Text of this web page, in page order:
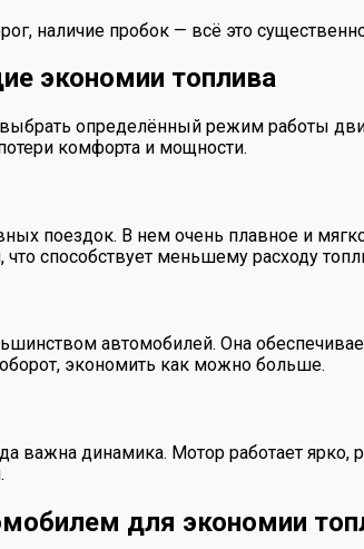
наличие пробок — всё это
экономии топлива
определённый режим работы
комфорта и мощности.
поездок. В нем очень плавное и
способствует меньшему расходу
автомобилей. Она
экономить как можно больше.
важна динамика. Мотор работает
для экономии